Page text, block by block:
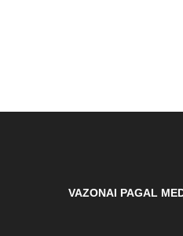
VAZONAI PAGAL